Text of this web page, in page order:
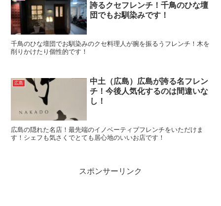
誇るクセフレンチ！千鳥のひな壇
団でもお馴染みです！
千鳥のひな壇団でお馴染みのクセ料理人が腕を振るうフレンチ！木を
削りかけたり個性的です！
広島
中土（広島）広島が誇る名フレン
チ！今後人気化するのは間違いな
し！
広島の隠れた名店！最先端のイノベーティブフレンチをいただけま
す！シェフも気さくでとても居心地のいいお店です！
スポンサーリンク